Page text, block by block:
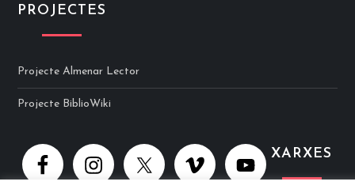
PROJECTES
Projecte Almenar Lector
Projecte BiblioWiki
XARXES